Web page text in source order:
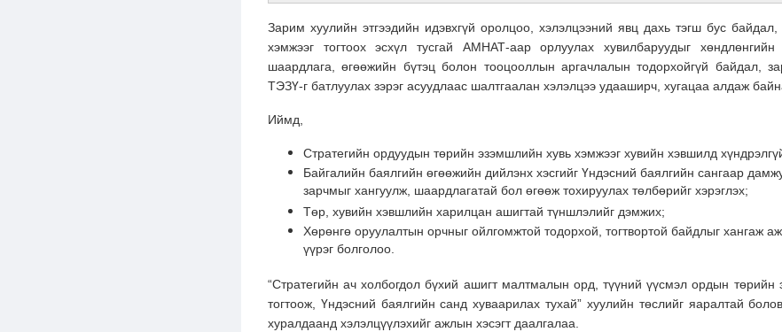
Зарим хуулийн этгээдийн идэвхгүй оролцоо, хэлэлцээний явц дахь тэгш бус
хэмжээг тогтоох эсхүл тусгай АМНАТ-аар орлуулах хувилбаруудыг
шаардлага, өгөөжийн бүтэц болон тооцооллын аргачлалын тодорхойгүй байдал,
ТЭЗҮ-г батлуулах зэрэг асуудлаас шалтгаалан хэлэлцээ удааширч, хугацаа алдаж
Иймд,
Стратегийн ордуудын төрийн эзэмшлийн хувь хэмжээг хувийн хэвшилд
Байгалийн баялгийн өгөөжийн дийлэнх хэсгийг Үндэсний баялгийн сангаар
зарчмыг хангуулж, шаардлагатай бол өгөөж тохируулах төлбөрийг хэрэглэх;
Төр, хувийн хэвшлийн харилцан ашигтай түншлэлийг дэмжих;
Хөрөнгө оруулалтын орчныг ойлгомжтой тодорхой, тогтвортой байдлыг хангаж
үүрэг болголоо.
“Стратегийн ач холбогдол бүхий ашигт малтмалын орд, түүний үүсмэл ордын төрийн
тогтоож, Үндэсний баялгийн санд хуваарилах тухай” хуулийн төслийг яаралтай
хуралдаанд хэлэлцүүлэхийг ажлын хэсэгт даалгалаа.